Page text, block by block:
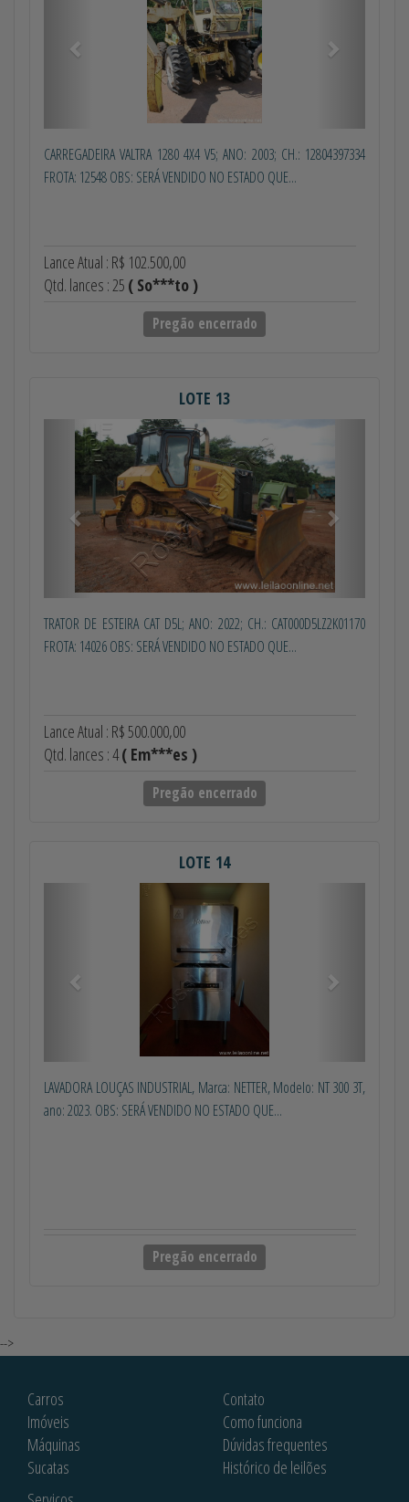
CARREGADEIRA VALTRA 1280 4X4 V5; ANO: 2003; CH.: 12804397334
FROTA: 12548 OBS: SERÁ VENDIDO NO ESTADO QUE...
Lance Atual : R$ 102.500,00
Qtd. lances : 25 ( So***to )
Pregão encerrado
LOTE 13
Anterior
TRATOR DE ESTEIRA CAT D5L; ANO: 2022; CH.: CAT000D5LZ2K01170
FROTA: 14026 OBS: SERÁ VENDIDO NO ESTADO QUE...
Lance Atual : R$ 500.000,00
Qtd. lances : 4( Em***es )
Pregão encerrado
LOTE 14
LAVADORA LOUÇAS INDUSTRIAL, Marca: NETTER, Modelo: NT 300 3T,
ano: 2023. OBS: SERÁ VENDIDO NO ESTADO QUE...
Pregão encerrado
-->
Carros
Imóveis
Máquinas
Sucatas
Contato
Como funciona
Dúvidas frequentes
Histórico de leilões